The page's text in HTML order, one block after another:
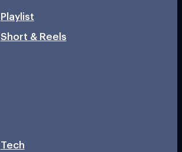
Playlist
Short & Reels
Tech